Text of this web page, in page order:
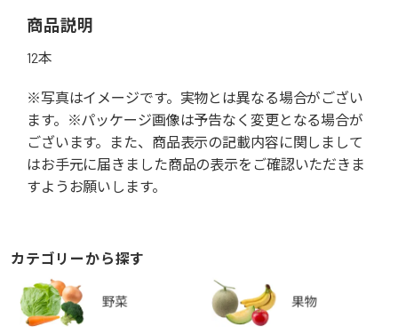
商品説明
12本
※写真はイメージです。実物とは異なる場合がござい
ます。※パッケージ画像は予告なく変更となる場合が
ございます。また、商品表示の記載内容に関しまして
はお手元に届きました商品の表示をご確認いただきま
すようお願いします。
カテゴリーから探す